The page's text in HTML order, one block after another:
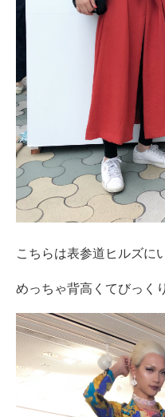
こちらは表参道ヒルズに
めっちゃ背高くてびっく